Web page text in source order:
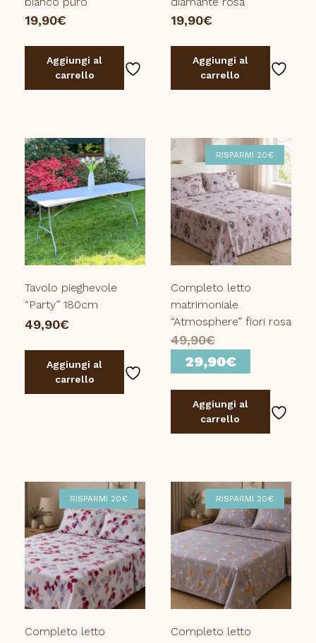
19,90€
Aggiungi al
carrello
19,90€
Aggiungi al
carrello
Tavolo pieghevole
“Party” 180cm
49,90€
Aggiungi al
carrello
RISPARMI 20€
Completo letto
matrimoniale
“Atmosphere” fiori rosa
49,90€Il
prezzo
originale
49,90€.
29,90€
prezzo
29,90€.
Aggiungi al
carrello
RISPARMI 20€
Completo letto
RISPARMI 20€
Completo letto